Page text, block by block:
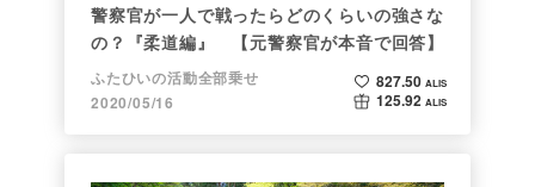
警察官が一人で戦ったらどのくらいの強さな
の？『柔道編』 【元警察官が本音で回答】
ふたひいの活動全部乗せ
2020/05/16
827.50 ALIS
125.92 ALIS